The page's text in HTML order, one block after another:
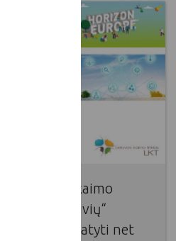
Lietuvos kaimo
„LKT dirbtuvių“
buvo pristatyti net